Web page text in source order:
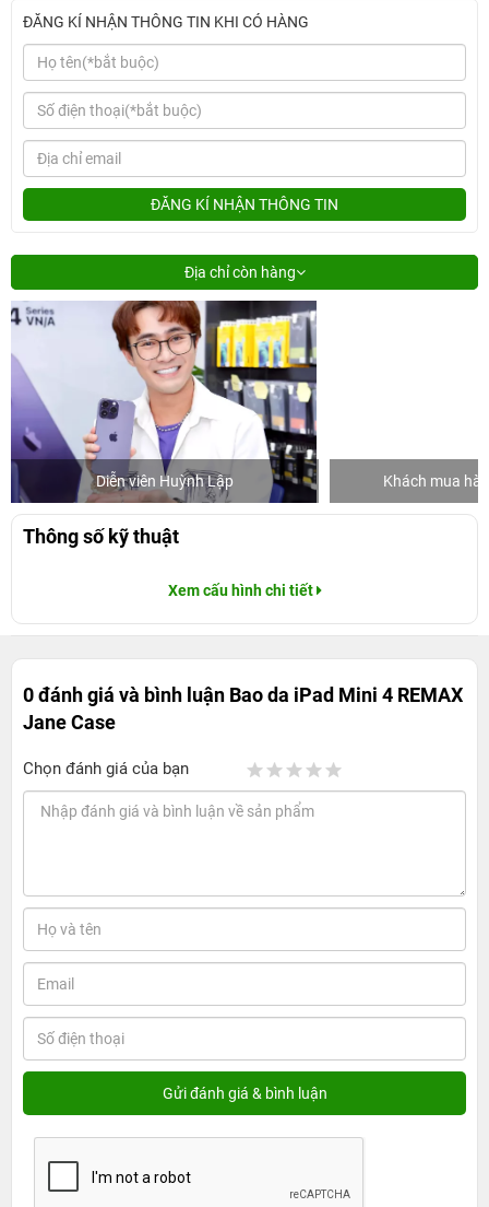
ĐĂNG KÍ NHẬN THÔNG TIN KHI CÓ HÀNG
ĐĂNG KÍ NHẬN THÔNG TIN
Địa chỉ còn hàng
Diễn viên Huỳnh Lập Khách mua
Thông số kỹ thuật
Xem cấu hình chi tiết
0 đánh giá và bình luận Bao da iPad Mini 4 REMAX
Jane Case
Chọn đánh giá của bạn